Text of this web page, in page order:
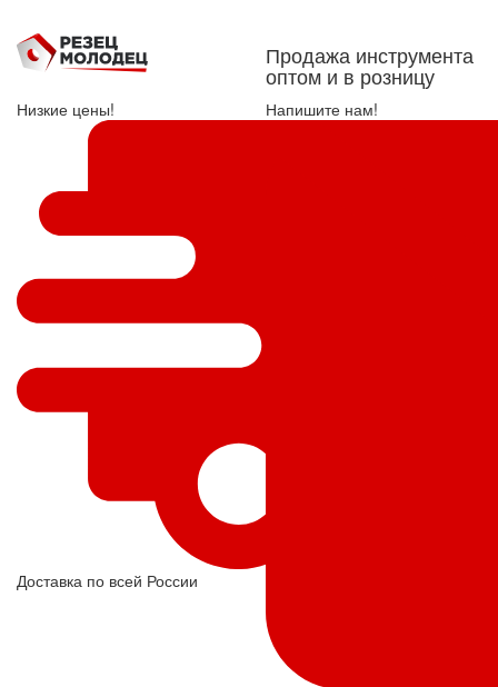
Продажа инструмента
оптом и в розницу
Низкие цены!
Доставка по всей России
Напишите нам!